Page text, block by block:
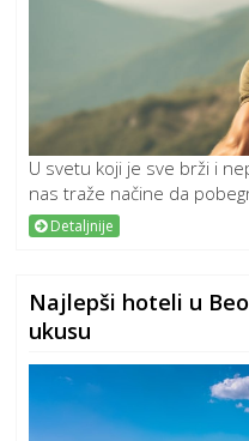
U svetu koji je sve brži i
nas traže načine da
Detaljnije
Najlepši hoteli u
ukusu